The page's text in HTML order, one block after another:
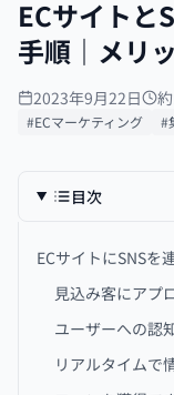
ECサイトと
手順｜メリ
2023年9月22日
#ECマーケティング #
目次
ECサイトにSNSを
見込み客にアプ
ユーザーへの認
リアルタイムで